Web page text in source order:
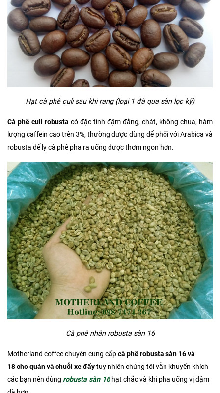
Hạt cà phê culi sau khi rang (loại 1 đã qua sàn lọc kỹ)
Cà phê culi robusta có đặc tính đậm đắng, chát, không chua, hàm
lượng caffein cao trên 3%, thường được dùng để phối với Arabica và
robusta để ly cà phê pha ra uống được thơm ngon hơn.
Cà phê nhân robusta sàn 16
Motherland coffee chuyên cung cấpcà phê robusta sàn 16 và
18 cho quán và chuỗi xe đẩytuy nhiên chúng tôi vẫn khuyến khích
các bạn nên dùng robusta sàn 16hạt chắc và khi pha uống vị đậm